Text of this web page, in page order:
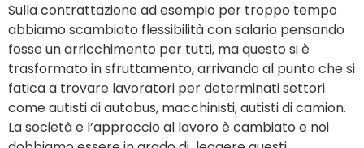
Sulla contrattazione ad esempio per troppo tempo
abbiamo scambiato flessibilità con salario pensando
fosse un arricchimento per tutti, ma questo si è
trasformato in sfruttamento, arrivando al punto che si
fatica a trovare lavoratori per determinati settori
come autisti di autobus, macchinisti, autisti di camion.
La società e l’approccio al lavoro è cambiato e noi